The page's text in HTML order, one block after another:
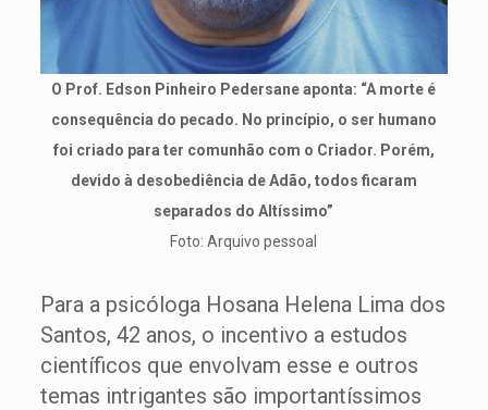
O Prof. Edson Pinheiro Pedersane aponta: “A morte é
consequência do pecado. No princípio, o ser humano
foi criado para ter comunhão com o Criador. Porém,
devido à desobediência de Adão, todos ficaram
separados do Altíssimo”
Foto: Arquivo pessoal
Para a psicóloga Hosana Helena Lima dos
Santos, 42 anos, o incentivo a estudos
científicos que envolvam esse e outros
temas intrigantes são importantíssimos